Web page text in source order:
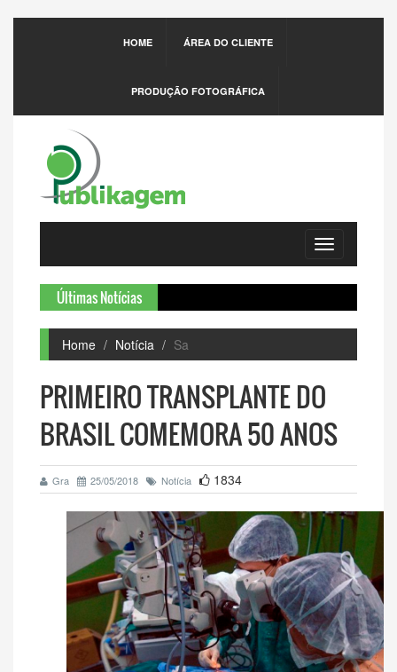
HOME ÁREA DO CLIENTE
PRODUÇÃO FOTOGRÁFICA
Toggle
navigation
Últimas Notícias
Home Notícia Sa
PRIMEIRO TRANSPLANTE DO
BRASIL COMEMORA 50 ANOS
Gra 25/05/2018 Notícia 1834